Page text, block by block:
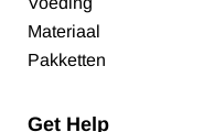
Materiaal
Pakketten
Get Help